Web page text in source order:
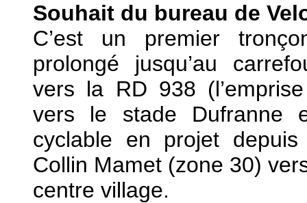
Souhait du bureau de
C’est un premier
prolongé jusqu’au
vers la RD 938
vers le stade Dufranne
cyclable en projet
Collin Mamet (zone 30)
centre village.